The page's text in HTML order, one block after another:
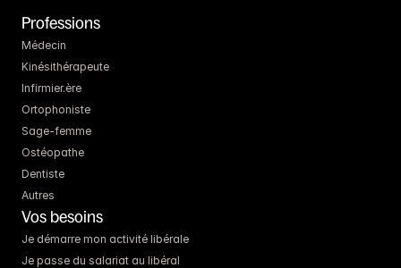
Professions
Médecin
Kinésithérapeute
Infirmier.ère
Ortophoniste
Sage-femme
Ostéopathe
Dentiste
Autres
Vos besoins
Je démarre mon activité libérale
Je passe du salariat au libéral